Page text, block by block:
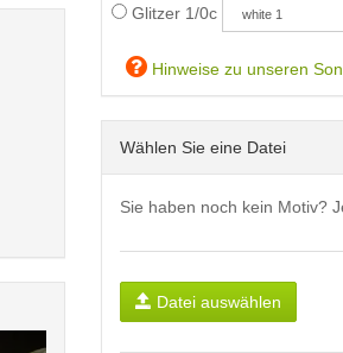
Glitzer 1/0c
Hinweise zu unseren
Wählen Sie eine Datei
Sie haben noch kein Motiv?
Datei auswählen